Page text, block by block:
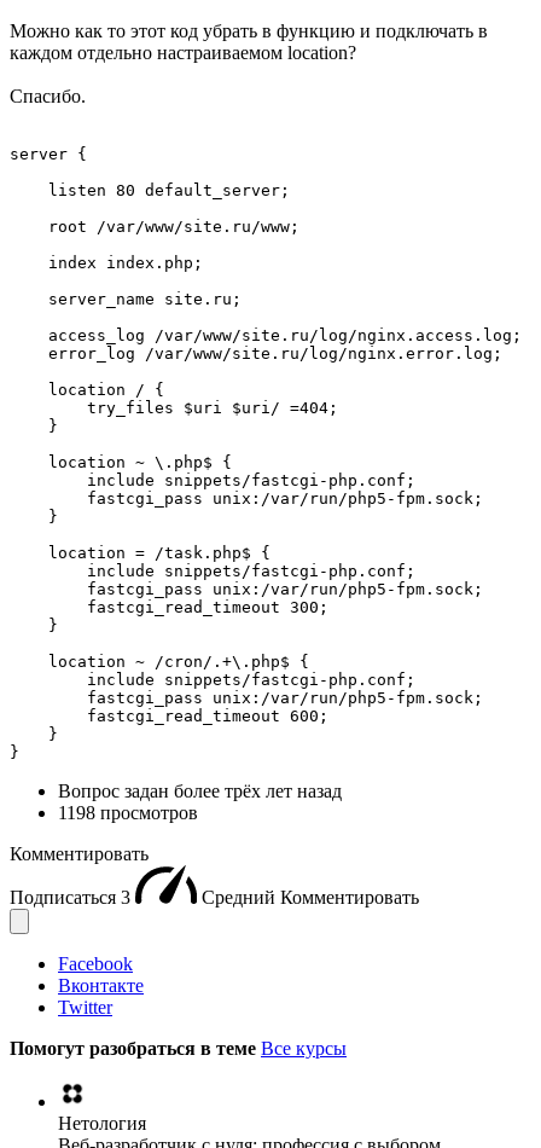
Можно как то этот код убрать в функцию и подключать в
каждом отдельно настраиваемом location?
Спасибо.
server {
    listen 80 default_server;
    root /var/www/site.ru/www;
    index index.php;
    server_name site.ru;
    access_log /var/www/site.ru/log/nginx.access.log;
    error_log /var/www/site.ru/log/nginx.error.log;
    location / {
        try_files $uri $uri/ =404;
    }
    location ~ \.php$ {
        include snippets/fastcgi-php.conf;
        fastcgi_pass unix:/var/run/php5-fpm.sock;
    }
    location = /task.php$ {
        include snippets/fastcgi-php.conf;
        fastcgi_pass unix:/var/run/php5-fpm.sock;
        fastcgi_read_timeout 300;
    }
    location ~ /cron/.+\.php$ {
        include snippets/fastcgi-php.conf;
        fastcgi_pass unix:/var/run/php5-fpm.sock;
        fastcgi_read_timeout 600;
    }
}
Вопрос задан более трёх лет назад
1198 просмотров
Комментировать
Подписаться 3 Средний Комментировать
Facebook
Вконтакте
Twitter
Помогут разобраться в теме Все курсы
Нетология